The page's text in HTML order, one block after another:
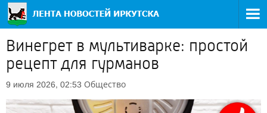
Винегрет в мультиварке: простой
рецепт для гурманов
9 июля 2026, 02:53 Общество